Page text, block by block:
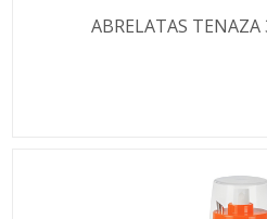
ABRELATAS TENAZA